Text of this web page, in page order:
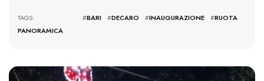
TAGS: #BARI #DECARO #INAUGURAZIONE #RUOTA
PANORAMICA